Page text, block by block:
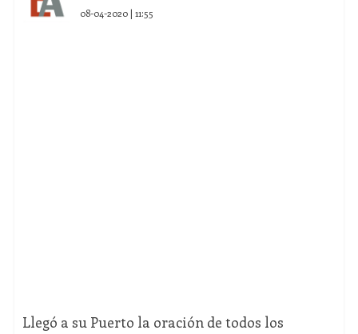
08-04-2020 | 11:55
Llegó a su Puerto la oración de todos los